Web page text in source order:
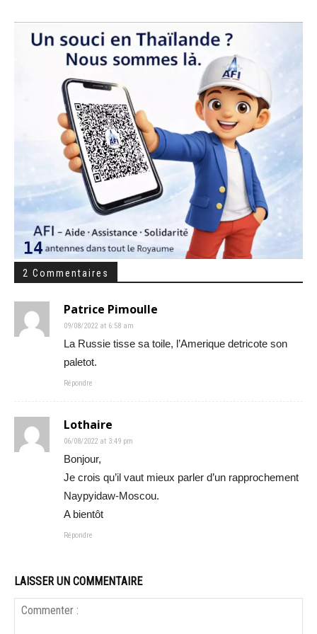
2 Commentaires
Patrice Pimoulle
09/08/2022 at 6:58 am
La Russie tisse sa toile, l’Amerique detricote son
paletot.
Répondre
Lothaire
06/08/2022 at 3:49 pm
Bonjour,
Je crois qu’il vaut mieux parler d’un rapprochement
Naypyidaw-Moscou.
A bientôt
Répondre
LAISSER UN COMMENTAIRE